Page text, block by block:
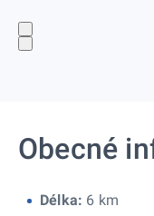
Obecné
Délka: 6 km